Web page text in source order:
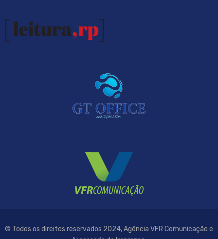
© Todos os direitos reservados 2024, Agência VFR Comunicação e